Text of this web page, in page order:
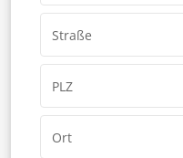
Straße
PLZ
Ort